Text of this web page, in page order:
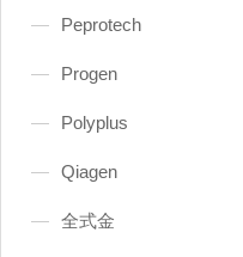
Peprotech
Progen
Polyplus
Qiagen
全式金